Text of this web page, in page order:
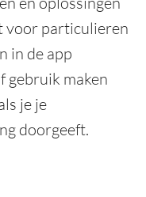
voor particulieren
in de app
gebruik maken
je je
doorgeeft.